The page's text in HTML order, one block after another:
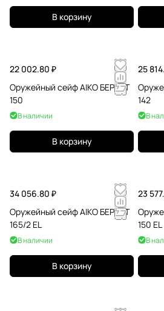
В корзину
22 002.80 ₽
Оружейный сейф AIKO БЕРКУТ
150
В наличии
В корзину
25
142
В
34 056.80 ₽
Оружейный сейф AIKO БЕРКУТ
165/2 EL
В наличии
В корзину
23
150 EL
В